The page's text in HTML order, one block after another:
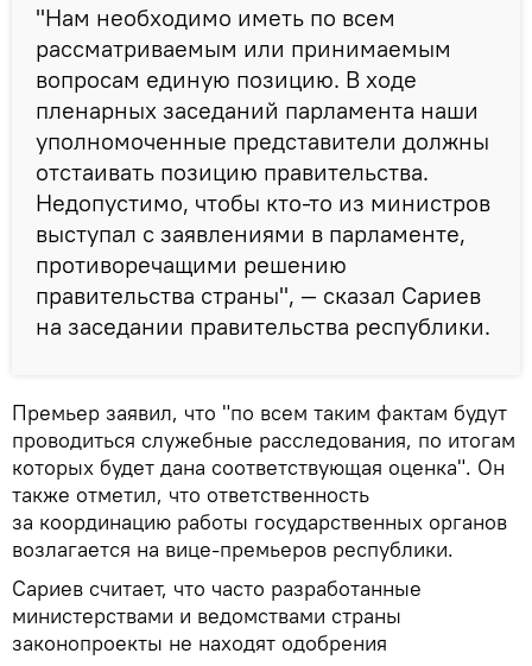
"Нам необходимо иметь по всем
рассматриваемым или принимаемым
вопросам единую позицию. В ходе
пленарных заседаний парламента наши
уполномоченные представители должны
отстаивать позицию правительства.
Недопустимо, чтобы кто-то из министров
выступал с заявлениями в парламенте,
противоречащими решению
правительства страны", — сказал Сариев
на заседании правительства республики.
Премьер заявил, что "по всем таким фактам будут
проводиться служебные расследования, по итогам
которых будет дана соответствующая оценка". Он
также отметил, что ответственность
за координацию работы государственных органов
возлагается на вице-премьеров республики.
Сариев считает, что часто разработанные
министерствами и ведомствами страны
законопроекты не находят одобрения